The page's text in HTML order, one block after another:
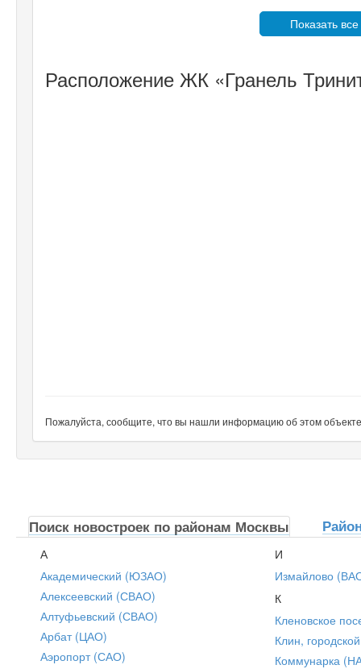
Показать
Расположение ЖК «Гранель
Пожалуйста, сообщите, что вы нашли информацию об этом
Поиск новостроек по районам Москвы
А
Академический (ЮЗАО)
Алексеевский (СВАО)
Алтуфьевский (СВАО)
Арбат (ЦАО)
Аэропорт (САО)
И
Измайлово
К
Кленовское
Клин,
Коммунарка